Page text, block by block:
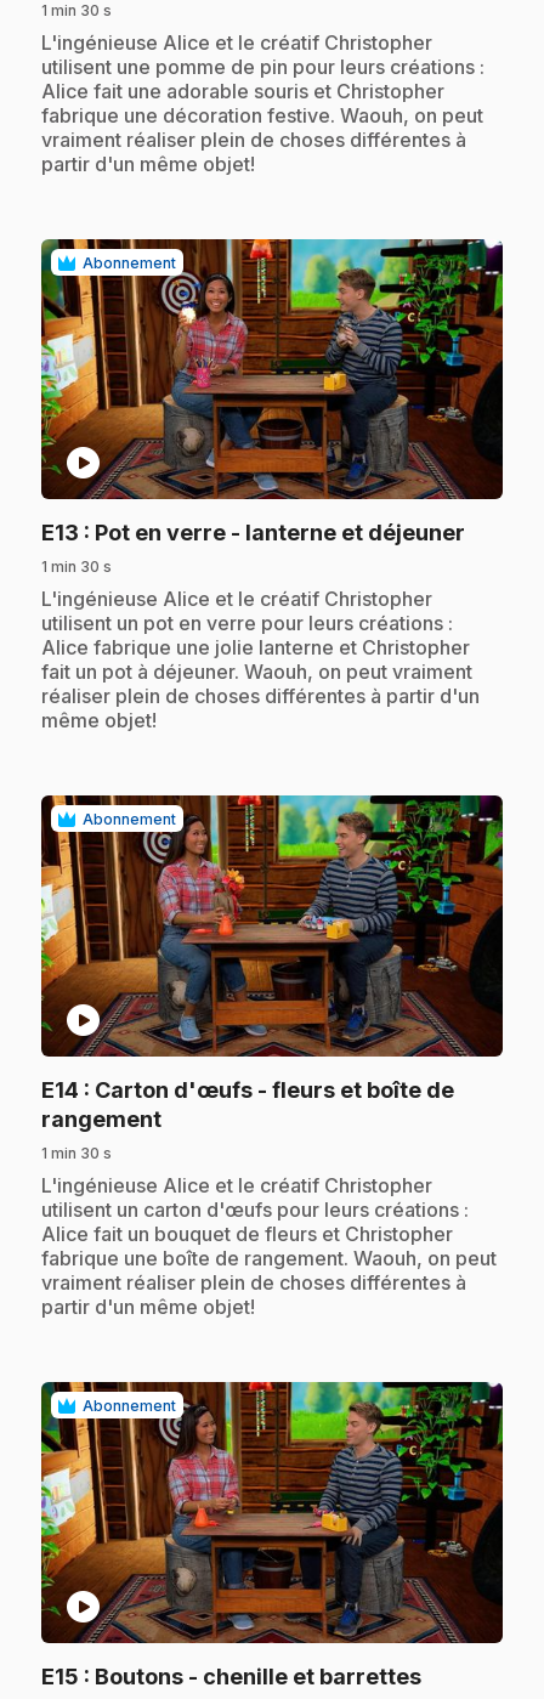
1 min 30 s
.L'ingénieuse Alice et le créatif Christopher
utilisent une pomme de pin pour leurs créations :
Alice fait une adorable souris et Christopher
fabrique une décoration festive. Waouh, on peut
vraiment réaliser plein de choses différentes à
partir d'un même objet!
Abonnement
play_circle
E13 : Pot en verre - lanterne et déjeuner
1 min 30 s
.L'ingénieuse Alice et le créatif Christopher
utilisent un pot en verre pour leurs créations :
Alice fabrique une jolie lanterne et Christopher
fait un pot à déjeuner. Waouh, on peut vraiment
réaliser plein de choses différentes à partir d'un
même objet!
Abonnement
play_circle
E14 : Carton d'œufs - fleurs et boîte de
rangement.
1 min 30 s
.L'ingénieuse Alice et le créatif Christopher
utilisent un carton d'œufs pour leurs créations :
Alice fait un bouquet de fleurs et Christopher
fabrique une boîte de rangement. Waouh, on peut
vraiment réaliser plein de choses différentes à
partir d'un même objet!
Abonnement
play_circle
E15 : Boutons - chenille et barrettes.